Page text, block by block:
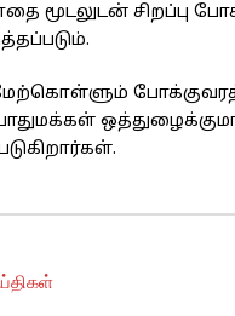
மூடலுடன் சிறப்பு
மேற்கொள்ளும்